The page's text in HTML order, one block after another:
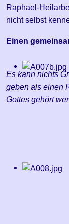
Raphael-
nicht selbst
Einen
Es kann nichts
geben als einen
Gottes gehört